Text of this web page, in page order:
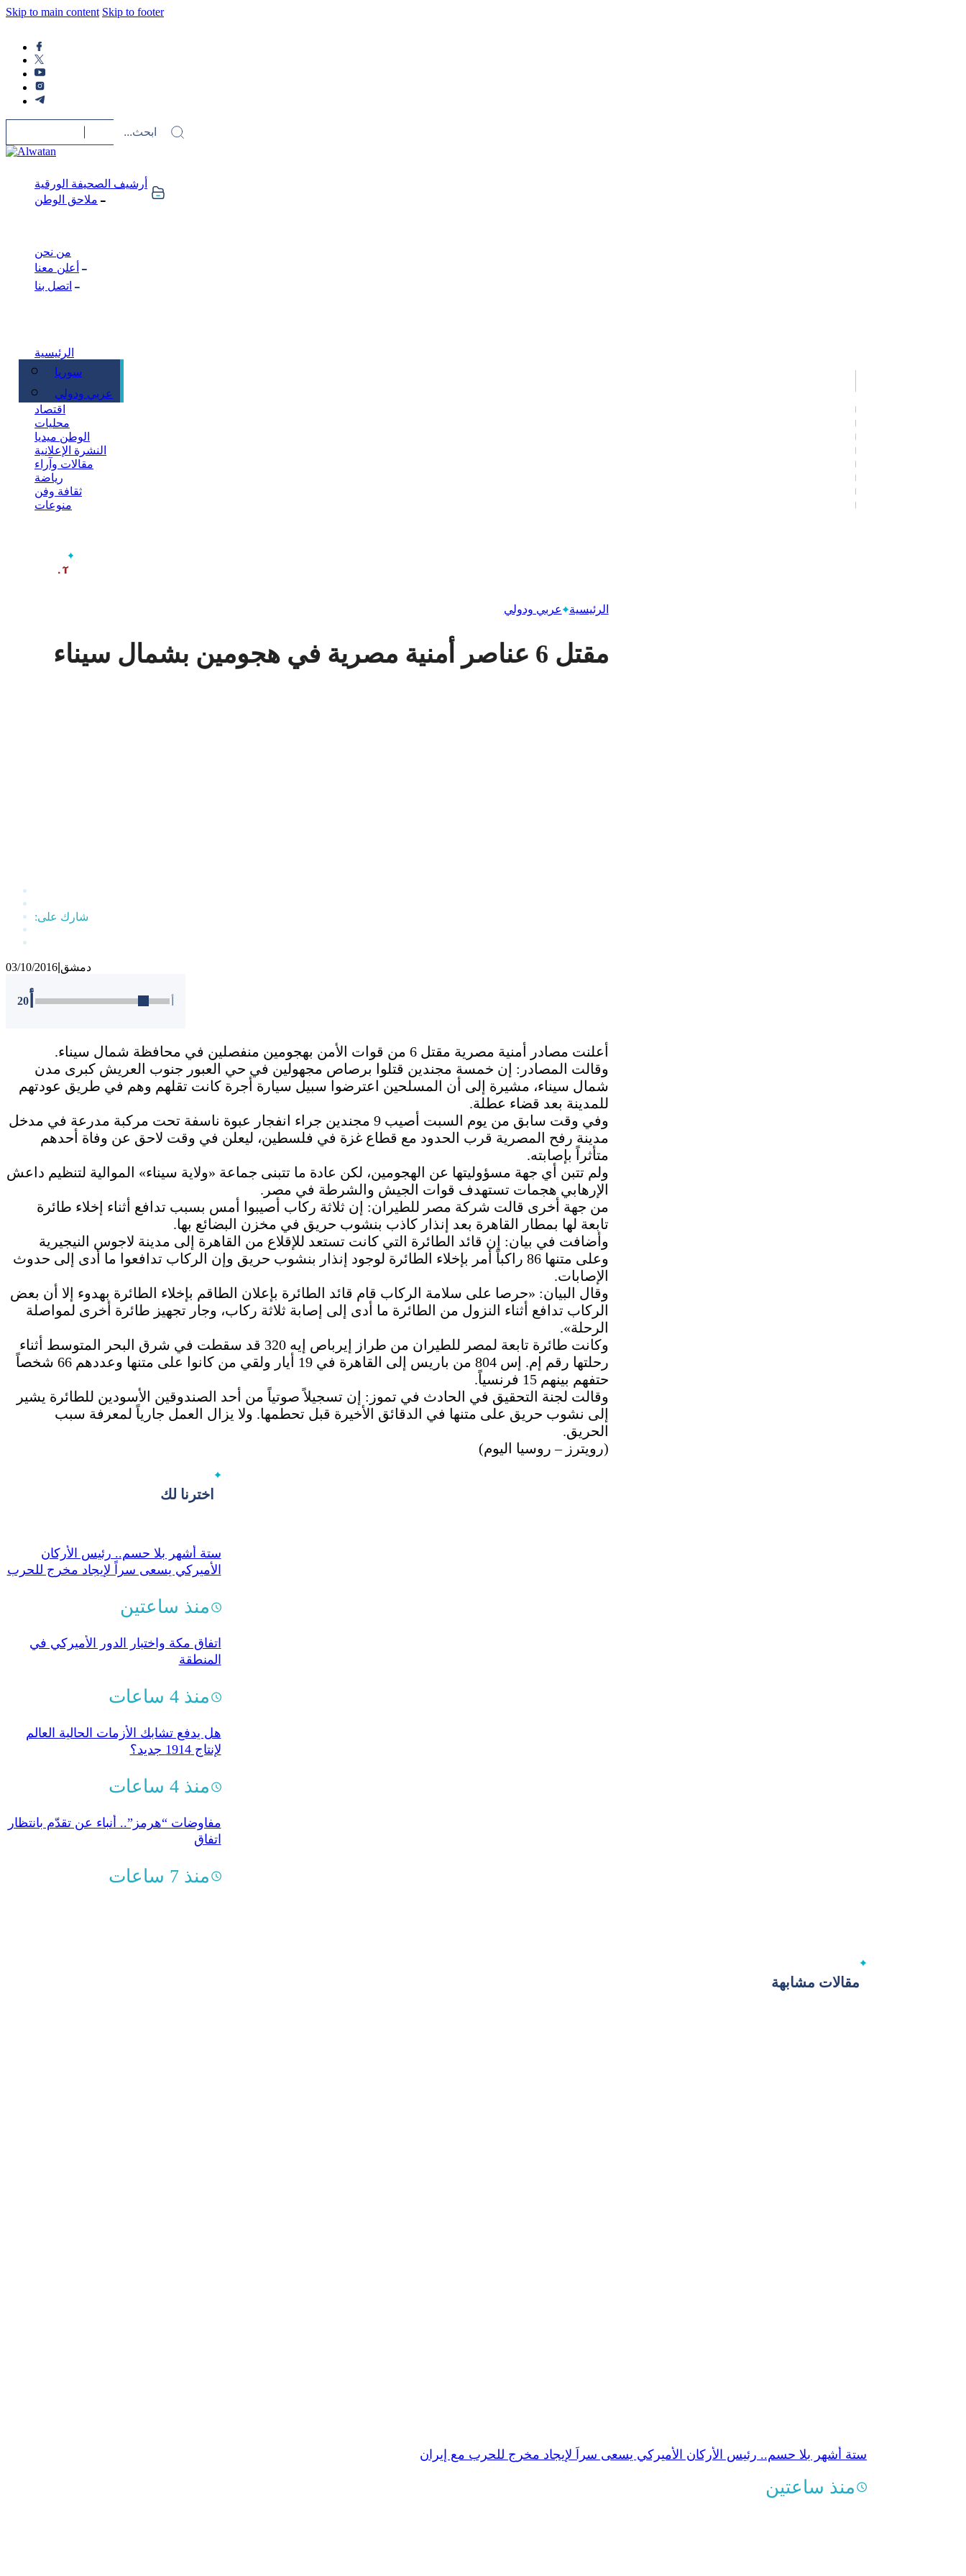
Skip to main content Skip to footer
أرشيف الصحيفة الورقية
ملاحق الوطن
من نحن
أعلن معنا
اتصل بنا
الرئيسية
سوريا
عربي ودولي
اقتصاد
محليات
الوطن ميديا
النشرة الإعلانية
مقالات وآراء
رياضة
ثقافة وفن
منوعات
‫آخر
الرئيسية عربي ودولي
مقتل 6 عناصر أمنية مصرية في هجومين بشمال سيناء
03/10/2016 دمشق
20
أعلنت مصادر أمنية مصرية مقتل 6 من قوات الأمن بهجومين منفصلين في محافظة شمال سيناء.
وقالت المصادر: إن خمسة مجندين قتلوا برصاص مجهولين في حي العبور جنوب العريش كبرى مدن
شمال سيناء، مشيرة إلى أن المسلحين اعترضوا سبيل سيارة أجرة كانت تقلهم وهم في طريق عودتهم
للمدينة بعد قضاء عطلة.
وفي وقت سابق من يوم السبت أصيب 9 مجندين جراء انفجار عبوة ناسفة تحت مركبة مدرعة في مدخل
مدينة رفح المصرية قرب الحدود مع قطاع غزة في فلسطين، ليعلن في وقت لاحق عن وفاة أحدهم
متأثراً بإصابته.
ولم تتبن أي جهة مسؤوليتها عن الهجومين، لكن عادة ما تتبنى جماعة «ولاية سيناء» الموالية لتنظيم داعش
الإرهابي هجمات تستهدف قوات الجيش والشرطة في مصر.
من جهة أخرى قالت شركة مصر للطيران: إن ثلاثة ركاب أصيبوا أمس بسبب تدافع أثناء إخلاء طائرة
تابعة لها بمطار القاهرة بعد إنذار كاذب بنشوب حريق في مخزن البضائع بها.
وأضافت في بيان: إن قائد الطائرة التي كانت تستعد للإقلاع من القاهرة إلى مدينة لاجوس النيجيرية
وعلى متنها 86 راكباً أمر بإخلاء الطائرة لوجود إنذار بنشوب حريق وإن الركاب تدافعوا ما أدى إلى حدوث
الإصابات.
وقال البيان: «حرصا على سلامة الركاب قام قائد الطائرة بإعلان الطاقم بإخلاء الطائرة بهدوء إلا أن بعض
الركاب تدافع أثناء النزول من الطائرة ما أدى إلى إصابة ثلاثة ركاب، وجار تجهيز طائرة أخرى لمواصلة
الرحلة».
وكانت طائرة تابعة لمصر للطيران من طراز إيرباص إيه 320 قد سقطت في شرق البحر المتوسط أثناء
رحلتها رقم إم. إس 804 من باريس إلى القاهرة في 19 أيار ولقي من كانوا على متنها وعددهم 66 شخصاً
حتفهم بينهم 15 فرنسياً.
وقالت لجنة التحقيق في الحادث في تموز: إن تسجيلاً صوتياً من أحد الصندوقين الأسودين للطائرة يشير
إلى نشوب حريق على متنها في الدقائق الأخيرة قبل تحطمها. ولا يزال العمل جارياً لمعرفة سبب
الحريق.
(رويترز – روسيا اليوم)
اخترنا لك
ستة أشهر بلا حسم.. رئيس الأركان
الأميركي يسعى سراً لإيجاد مخرج للحرب
منذ ساعتين
اتفاق مكة واختبار الدور الأميركي في
المنطقة
منذ 4 ساعات
هل يدفع تشابك الأزمات الحالية العالم
لإنتاج 1914 جديد؟
منذ 4 ساعات
مفاوضات “هرمز”.. أنباء عن تقدّم بانتظار
اتفاق
منذ 7 ساعات
مقالات مشابهة
ستة أشهر بلا حسم.. رئيس الأركان الأميركي يسعى سراً لإيجاد مخرج للحرب مع إيران
منذ ساعتين